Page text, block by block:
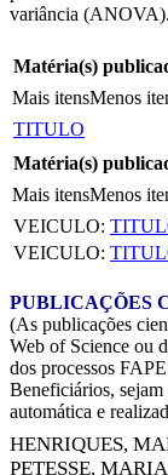
variância
Matéria(s)
Mais itensMenos
TITULO
Matéria(s)
Mais itensMenos
VEICULO:
VEICULO:
PUBLICAÇÕES
(As publicações
Web of Science ou
dos processos
Beneficiários, sejam
automática e
HENRIQUES,
PETESSE,